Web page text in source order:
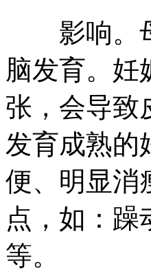
影响。母
脑发育。妊
张，会导致
发育成熟的
便、明显消
点，如：躁
等。